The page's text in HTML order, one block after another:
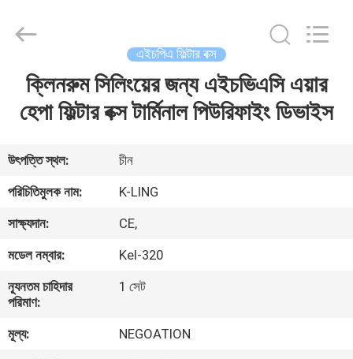
বাড়ি
আমাদের
সম্বন্ধে
কারখানা
পরিদর্শন
গুণমান
Technology
Company.
এইচপিএ ফিল্টার বক্স
ক্লিনরুম সিলিংয়ের জন্য এইচভিএসি এয়ার
হেপা ফিল্টার বক্স টার্মিনাল পিউরিফাইং ডিভাইস
উৎপত্তি স্থল:
চীন
পরিচিতিমুলক নাম:
K-LING
সাক্ষ্যদান:
CE,
মডেল নম্বার:
Kel-320
ন্যূনতম চাহিদার
পরিমাণ:
1 সেট
মূল্য:
NEGOATION